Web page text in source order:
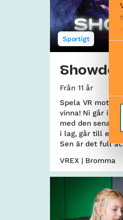
Sportigt
Från 11 år
Spela VR mot
vinna! Ni går in
med den
i lag, går till era
Sen är det full
VREX | Bromma